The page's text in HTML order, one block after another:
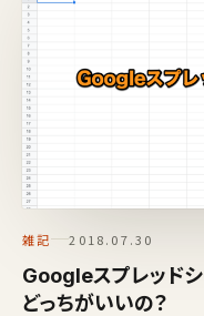
雑記 2018.07.30
Googleスプレッド
どっちがいいの？